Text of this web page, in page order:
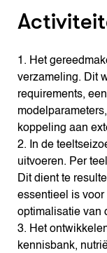
1. Het
verzameling. Dit
requirements,
koppeling aan
2. In de
uitvoeren. Per
Dit dient te
essentieel is
optimalisatie van
3. Het
kennisbank,